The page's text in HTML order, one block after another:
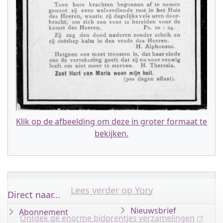
Klik op de afbeelding om deze in groter formaat te
bekijken.
Lees verder op Yory
Ontdek de enorme bidprentjes verzamelingen
Direct naar...
Abonnement
Nieuwsbrief